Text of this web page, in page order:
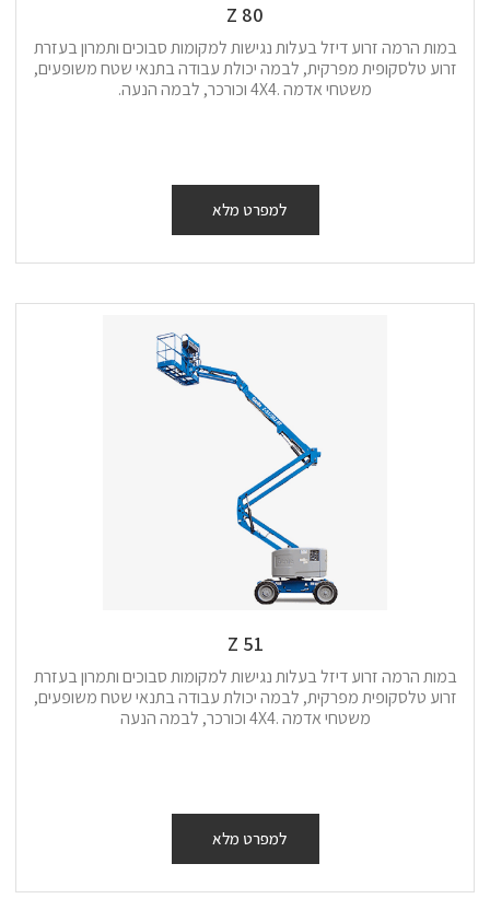
Z 80
במות הרמה זרוע דיזל בעלות נגישות למקומות סבוכים ותמרון בעזרת
זרוע טלסקופית מפרקית, לבמה יכולת עבודה בתנאי שטח משופעים,
משטחי אדמה .4X4 וכורכר, לבמה הנעה.
למפרט מלא
Z 51
במות הרמה זרוע דיזל בעלות נגישות למקומות סבוכים ותמרון בעזרת
זרוע טלסקופית מפרקית, לבמה יכולת עבודה בתנאי שטח משופעים,
משטחי אדמה .4X4 וכורכר, לבמה הנעה
למפרט מלא